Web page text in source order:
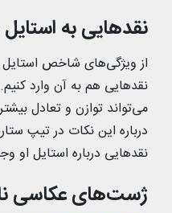
نقدهایی به
از ویژگی‌های شاخص استایل
نقدهایی هم به آن وارد
می‌تواند توازن و تعادل
درباره این نکات در تیپ
نقدهایی درباره استایل او
ژست‌های عکاسی